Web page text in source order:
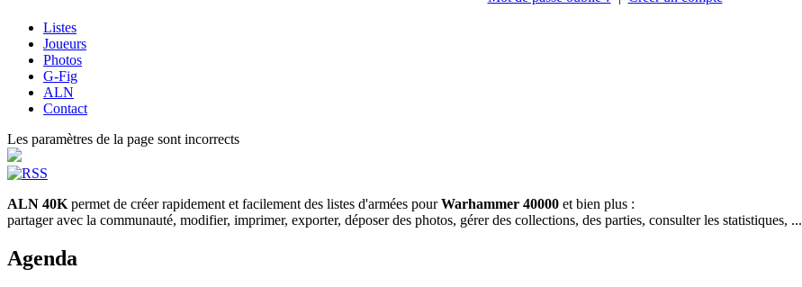
Listes
Joueurs
Photos
G-Fig
ALN
Contact
Les paramètres de la page sont incorrects
ALN 40K permet de créer rapidement et facilement des listes d'armées pourWarhammer 40000 et bien plus :
partager avec la communauté, modifier, imprimer, exporter, déposer des photos, gérer des collections, des parties, consulter les statistiques, ...
Agenda